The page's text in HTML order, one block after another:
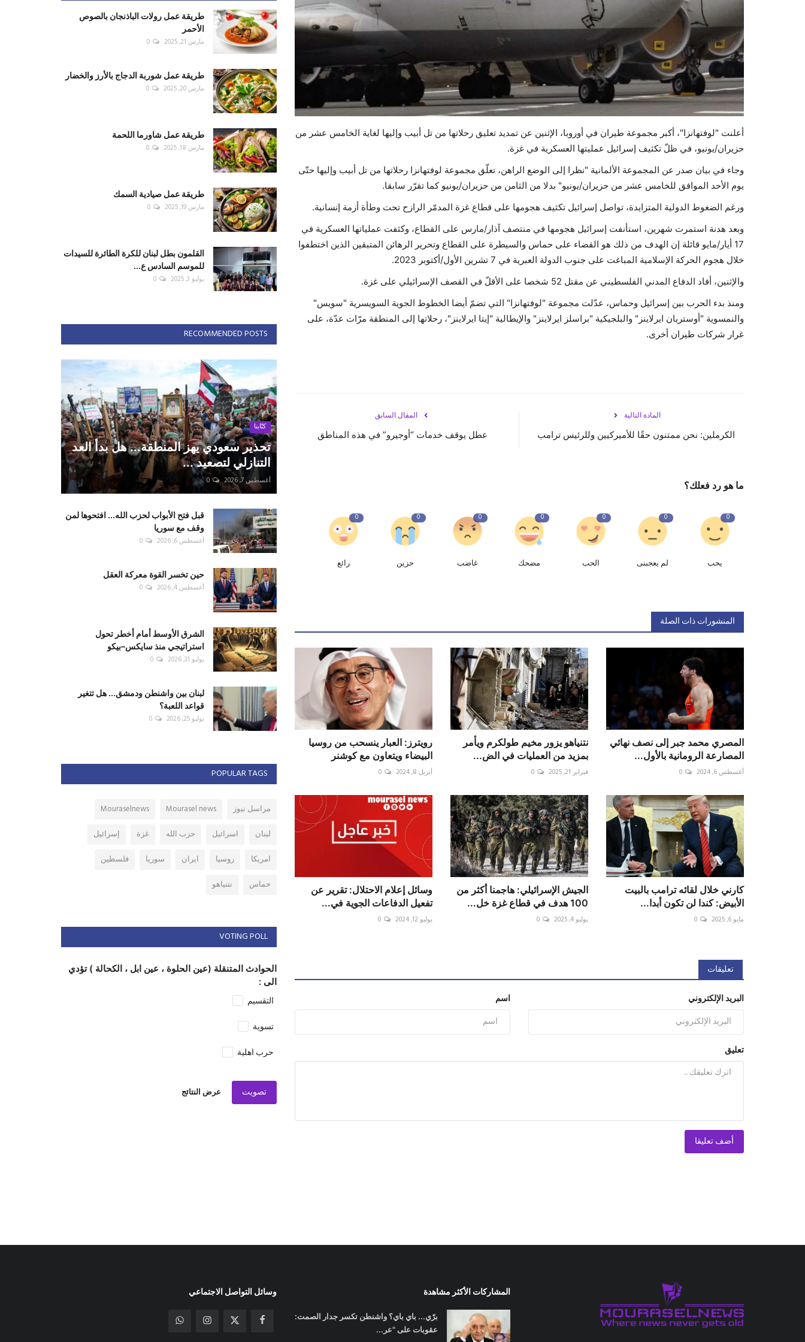
أعلنت "لوفتهانزا"، أكبر مجموعة طيران في أوروبا، الإثنين عن تمديد تعليق رحلاتها من تل أبيب وإليها لغاية الخامس عشر من
حزيران/يونيو، في ظلّ تكثيف إسرائيل عمليتها العسكرية في غزة.
وجاء في بيان صدر عن المجموعة الألمانية "نظرا إلى الوضع الراهن، تعلّق مجموعة لوفتهانزا رحلاتها من تل أبيب وإليها حتّى
يوم الأحد الموافق للخامس عشر من حزيران/يونيو" بدلا من الثامن من حزيران/يونيو كما تقرّر سابقا.
ورغم الضغوط الدولية المتزايدة، تواصل إسرائيل تكثيف هجومها على قطاع غزة المدمّر الرازح تحت وطأة أزمة إنسانية.
وبعد هدنة استمرت شهرين، استأنفت إسرائيل هجومها في منتصف آذار/مارس على القطاع، وكثفت عملياتها العسكرية في
17 أيار/مايو قائلة إن الهدف من ذلك هو القضاء على حماس والسيطرة على القطاع وتحرير الرهائن المتبقين الذين اختطفوا
خلال هجوم الحركة الإسلامية المباغت على جنوب الدولة العبرية في 7 تشرين الأول/أكتوبر 2023.
والإثنين، أفاد الدفاع المدني الفلسطيني عن مقتل 52 شخصا على الأقلّ في القصف الإسرائيلي على غزة.
ومنذ بدء الحرب بين إسرائيل وحماس، عدّلت مجموعة "لوفتهانزا" التي تضمّ أيضا الخطوط الجوية السويسرية "سويس"
والنمسوية "أوستريان ايرلاينز" والبلجيكية "براسلز ايرلاينز" والإيطالية "إيتا ايرلاينز"، رحلاتها إلى المنطقة مرّات عدّة، على
غرار شركات طيران أخرى.
المقال السابق
عطل يوقف خدمات “أوجيرو” في هذه المناطق
المادة التالية
الكرملين: نحن ممتنون حقًا للأميركيين وللرئيس ترامب
ما هو رد فعلك؟
0
يحب
0
لم يعجبنى
0
الحب
0
مضحك
0
غاضب
0
حزين
0
رائع
المنشورات ذات الصلة
المصري محمد جبر إلى نصف نهائي
المصارعة الرومانية بالأول...
أغسطس 6, 2024 0
نتنياهو يزور مخيم طولكرم ويأمر
بمزيد من العمليات في الض...
فبراير 21, 2025 0
رويترز: العبار ينسحب من روسيا
البيضاء ويتعاون مع كوشنر
أبريل 8, 2024 0
كارني خلال لقائه ترامب بالبيت
الأبيض: كندا لن تكون أبدا...
مايو 6, 2025 0
الجيش الإسرائيلي: هاجمنا أكثر من
100 هدف في قطاع غزة خل...
يوليو 4, 2025 0
وسائل إعلام الاحتلال: تقرير عن
تفعيل الدفاعات الجوية في...
يوليو 12, 2024 0
تعليقات
اسم البريد الإلكتروني
تعليق
أضف تعليقا
طريقة عمل رولات الباذنجان بالصوص
الأحمر
مارس 21, 2025 0
طريقة عمل شوربة الدجاج بالأرز والخضار
مارس 20, 2025 0
طريقة عمل شاورما اللحمة
مارس 18, 2025 0
طريقة عمل صيادية السمك
مارس 19, 2025 0
القلمون بطل لبنان للكرة الطائرة للسيدات
للموسم السادس ع...
يوليو 3, 2025 0
RECOMMENDED POSTS
كتّابنا
تحذير سعودي يهز المنطقة... هل بدأ العد
التنازلي لتصعيد ...
أغسطس 7, 2026 0
قبل فتح الأبواب لحزب الله... افتحوها لمن
وقف مع سوريا
أغسطس 6, 2026 0
حين تخسر القوة معركة العقل
أغسطس 4, 2026 0
الشرق الأوسط أمام أخطر تحول
استراتيجي منذ سايكس–بيكو
يوليو 31, 2026 0
لبنان بين واشنطن ودمشق... هل تتغير
قواعد اللعبة؟
يوليو 25, 2026 0
POPULAR TAGS
مراسل نيوز Mourasel news
Mouraselnews
لبنان
اسرائيل حزب الله غزة
إسرائيل
امريكا
روسيا ايران سوريا
فلسطين
حماس
نتنياهو
VOTING POLL
الحوادث المتنقلة (عين الحلوة ، عين ابل ، الكحالة ) تؤدي
الى :
التقسيم
تسوية
حرب اهلية
تصويت عرض النتائج
المشاركات الأكثر مشاهدة
برّي... باي باي؟ واشنطن تكسر جدار الصمت:
عقوبات على "عر...
وسائل التواصل الاجتماعي